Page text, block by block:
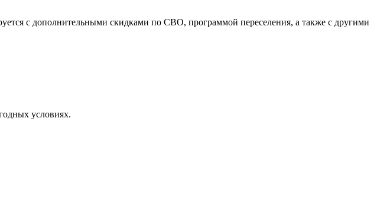
с дополнительными скидками по СВО, программой переселения, а также с другими
условиях.